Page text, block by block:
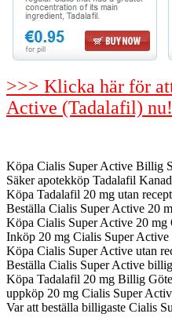
>>> Klicka här för
Active (Tadalafil)
Köpa Cialis Super Active Billig
Säker apotekköp Tadalafil
Köpa Tadalafil 20 mg utan
Beställa Cialis Super Active 20
Köpa Cialis Super Active 20 mg
Inköp 20 mg Cialis Super Active
Köpa Cialis Super Active utan
Beställa Cialis Super Active
Köpa Tadalafil 20 mg Billig
uppköp 20 mg Cialis Super
Var att beställa billigaste Cialis